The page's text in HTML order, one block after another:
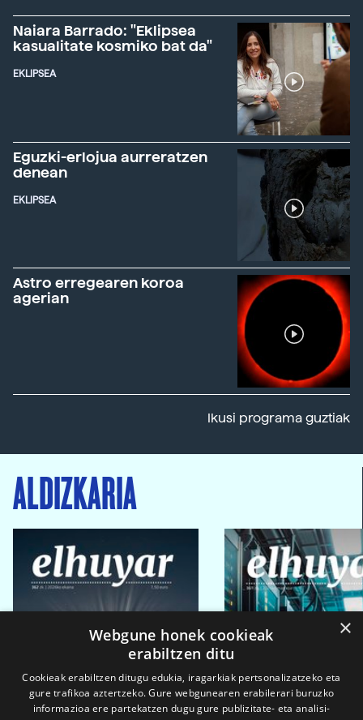
Naiara Barrado: "Eklipsea
kasualitate kosmiko bat da"
EKLIPSEA
Eguzki-erlojua aurreratzen
denean
EKLIPSEA
Astro erregearen koroa
agerian
Ikusi programa guztiak
ALDIZKARIA
×
Webgune honek cookieak
erabiltzen ditu
Cookieak erabiltzen ditugu edukia, iragarkiak pertsonalizatzeko eta
gure trafikoa aztertzeko. Gure webgunearen erabilerari buruzko
informazioa ere partekatzen dugu gure publizitate- eta analisi-